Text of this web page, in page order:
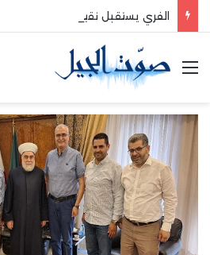
الفري يستقبل نقيب موظفي قاديشا
القائمة